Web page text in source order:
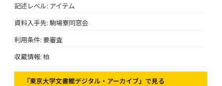
記述レベル: アイテム
資料入手先: 駒場寮同窓会
利用条件: 要審査
収蔵情報: 柏
『東京大学文書館デジタル・アーカイブ』で見る